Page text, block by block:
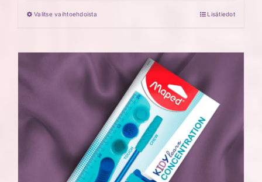
Valitse vaihtoehdoistaTällä
on
useampi
muunnelma.
Voit
tehdä
valinnat
tuotteen
sivulla.
Lisätiedot